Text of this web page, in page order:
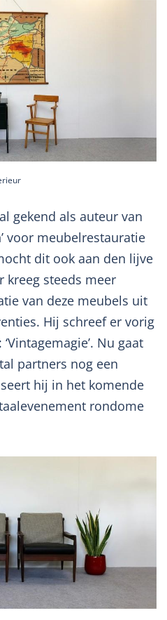
gekend als auteur van
voor meubelrestauratie
dit ook aan den lijve
kreeg steeds meer
van deze meubels uit
Hij schreef er vorig
Nu gaat
partners nog een
hij in het komende
rondome